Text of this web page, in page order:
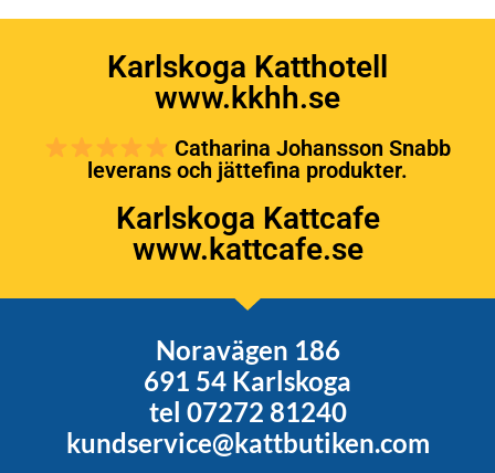
Karlskoga Katthotell
www.kkhh.se
Catharina Johansson Snabb
leverans och jättefina produkter.
Karlskoga Kattcafe
www.kattcafe.se
Noravägen 186
691 54 Karlskoga
tel 07272 81240
kundservice@kattbutiken.com